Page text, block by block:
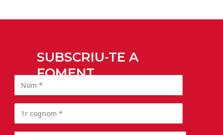
SUBSCRIU-TE A
FOMENT